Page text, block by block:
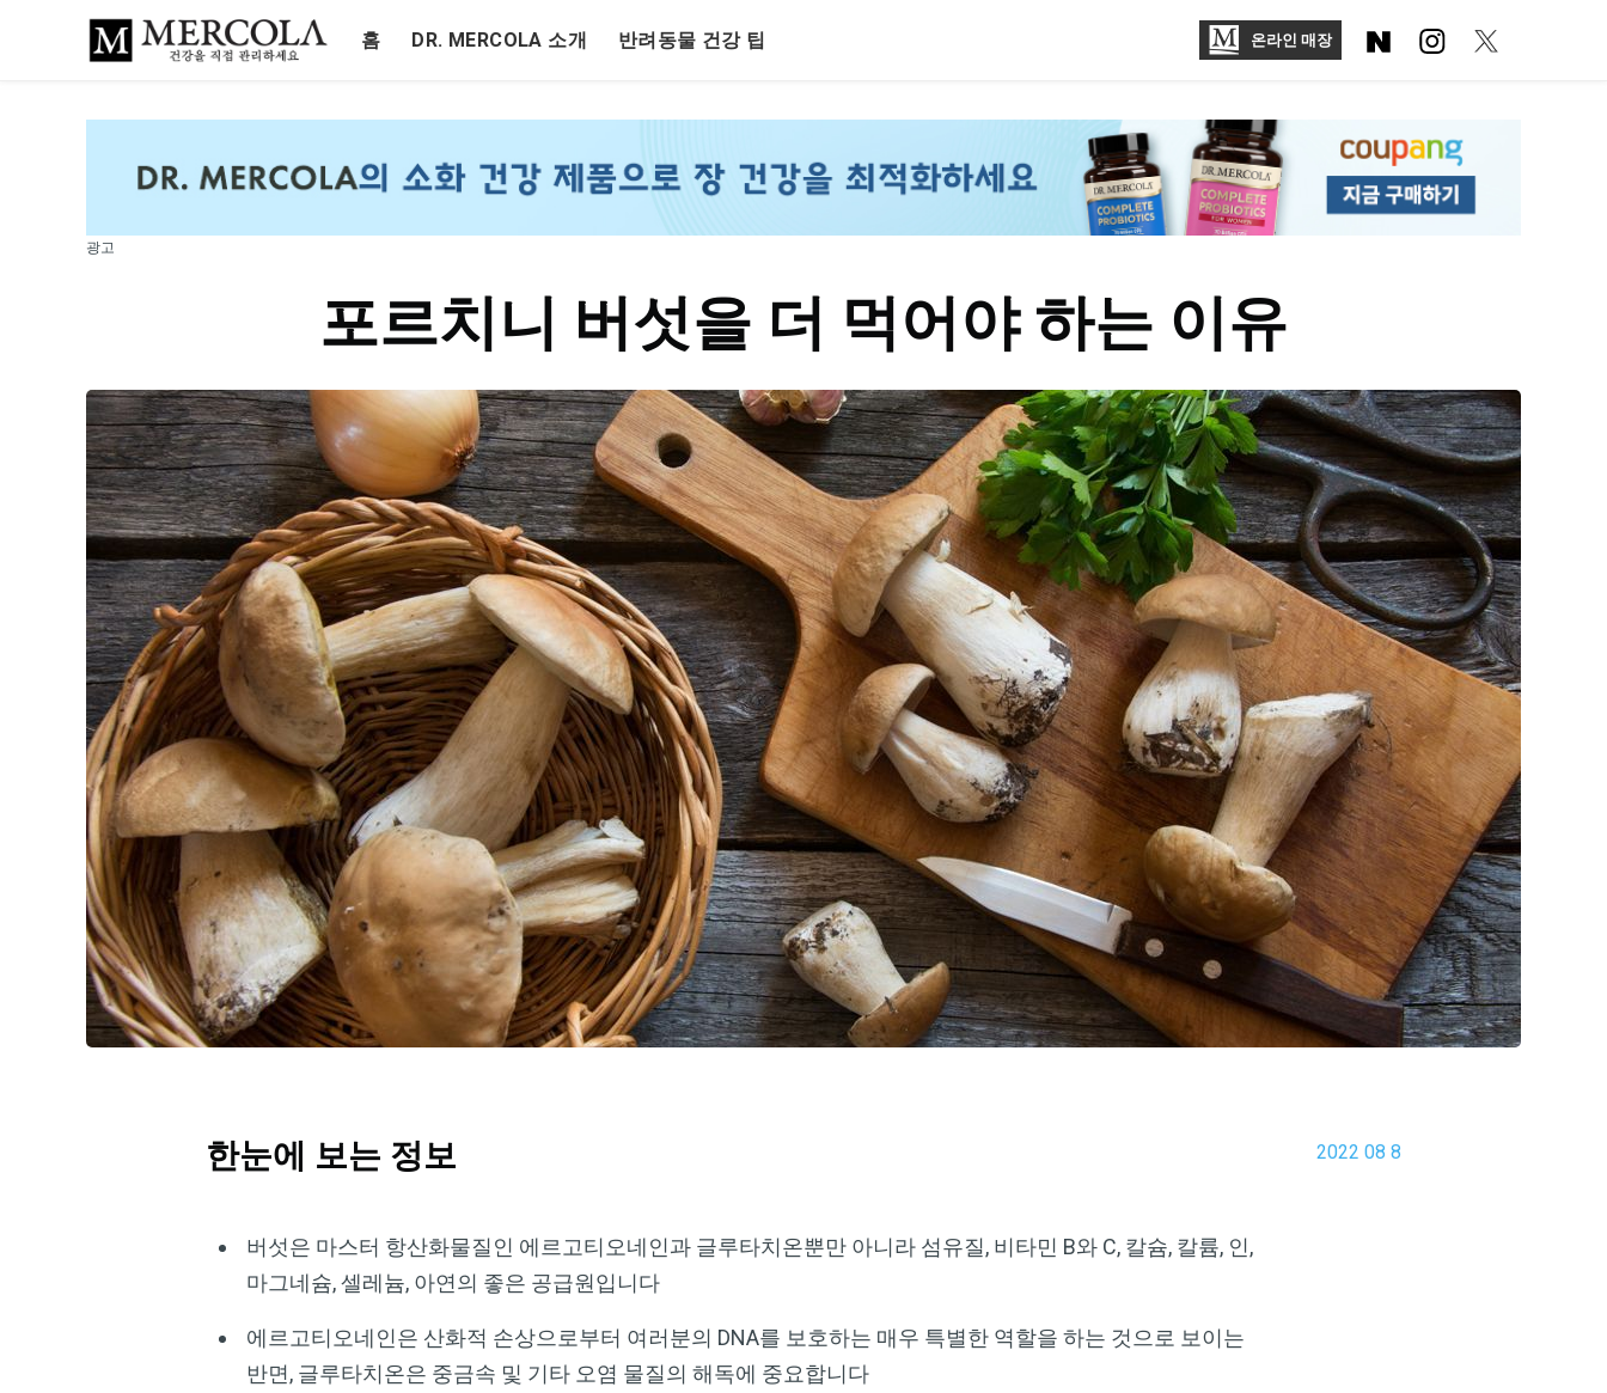
홈 DR. MERCOLA 소개 반려동물 건강 팁 온라인 매장
광고
포르치니 버섯을 더 먹어야 하는 이유
2022 08 8
한눈에 보는 정보
버섯은 마스터 항산화물질인 에르고티오네인과 글루타치온뿐만 아니라 섬유질, 비타민 B와 C, 칼슘, 칼륨, 인,
마그네슘, 셀레늄, 아연의 좋은 공급원입니다
에르고티오네인은 산화적 손상으로부터 여러분의 DNA를 보호하는 매우 특별한 역할을 하는 것으로 보이는
반면, 글루타치온은 중금속 및 기타 오염 물질의 해독에 중요합니다